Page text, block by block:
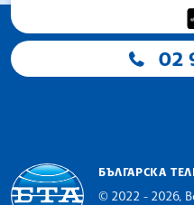
02
БЪЛГАРСКА
© 2022 - 2026,